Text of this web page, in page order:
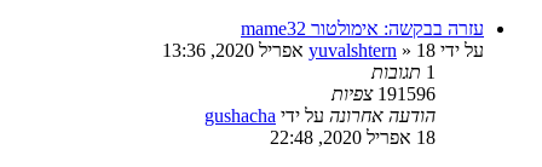
עזרה בבקשה: אימולטור mame32
על ידי
yuvalshtern » 18 אפריל 2020, 13:36
1 תגובות
191596 צפיות
הודעה אחרונה על ידי gushacha
18 אפריל 2020, 22:48